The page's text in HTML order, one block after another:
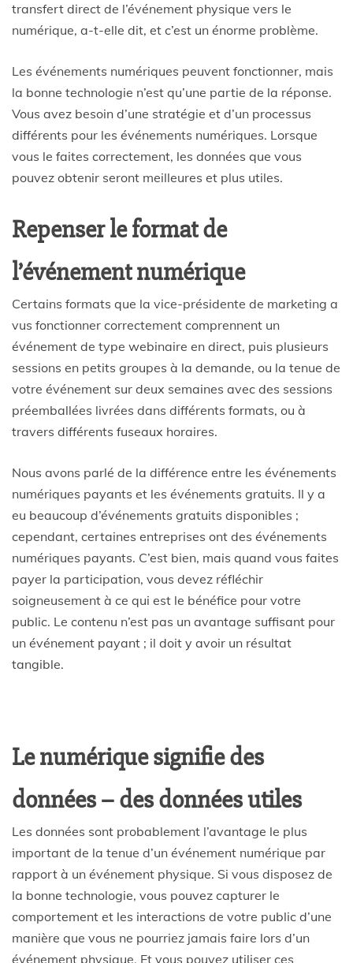
transfert direct de l’événement physique vers le
numérique, a-t-elle dit, et c’est un énorme problème.
Les événements numériques peuvent fonctionner, mais
la bonne technologie n’est qu’une partie de la réponse.
Vous avez besoin d’une stratégie et d’un processus
différents pour les événements numériques. Lorsque
vous le faites correctement, les données que vous
pouvez obtenir seront meilleures et plus utiles.
Repenser le format de
l’événement numérique
Certains formats que la vice-présidente de marketing a
vus fonctionner correctement comprennent un
événement de type webinaire en direct, puis plusieurs
sessions en petits groupes à la demande, ou la tenue de
votre événement sur deux semaines avec des sessions
préemballées livrées dans différents formats, ou à
travers différents fuseaux horaires.
Nous avons parlé de la différence entre les événements
numériques payants et les événements gratuits. Il y a
eu beaucoup d’événements gratuits disponibles ;
cependant, certaines entreprises ont des événements
numériques payants. C’est bien, mais quand vous faites
payer la participation, vous devez réfléchir
soigneusement à ce qui est le bénéfice pour votre
public. Le contenu n’est pas un avantage suffisant pour
un événement payant ; il doit y avoir un résultat
tangible.
Le numérique signifie des
données – des données utiles
Les données sont probablement l’avantage le plus
important de la tenue d’un événement numérique par
rapport à un événement physique. Si vous disposez de
la bonne technologie, vous pouvez capturer le
comportement et les interactions de votre public d’une
manière que vous ne pourriez jamais faire lors d’un
événement physique. Et vous pouvez utiliser ces